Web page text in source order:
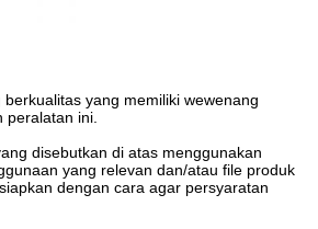
yang memiliki wewenang
peralatan ini.
disebutkan di atas menggunakan
yang relevan dan/atau file produk
dengan cara agar persyaratan